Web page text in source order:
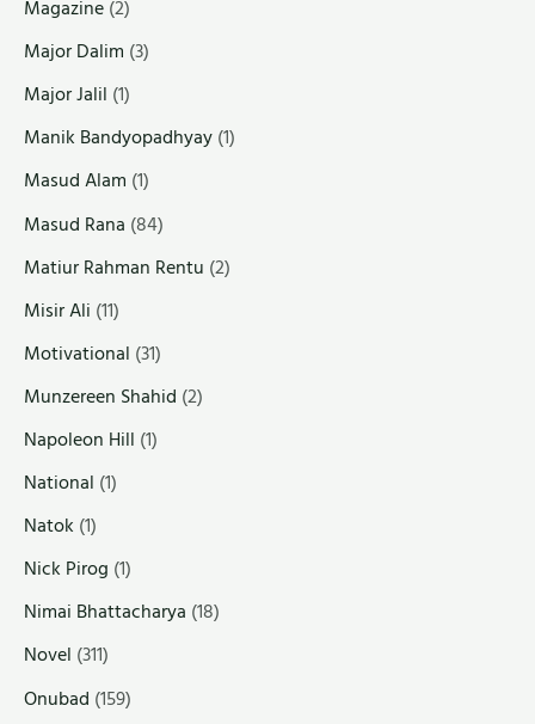
Magazine(2)
Major Dalim (3)
Major Jalil (1)
Manik Bandyopadhyay(1)
Masud Alam (1)
Masud Rana (84)
Matiur Rahman Rentu (2)
Misir Ali (11)
Motivational (31)
Munzereen Shahid (2)
Napoleon Hill (1)
National (1)
Natok (1)
Nick Pirog (1)
Nimai Bhattacharya (18)
Novel (311)
Onubad (159)